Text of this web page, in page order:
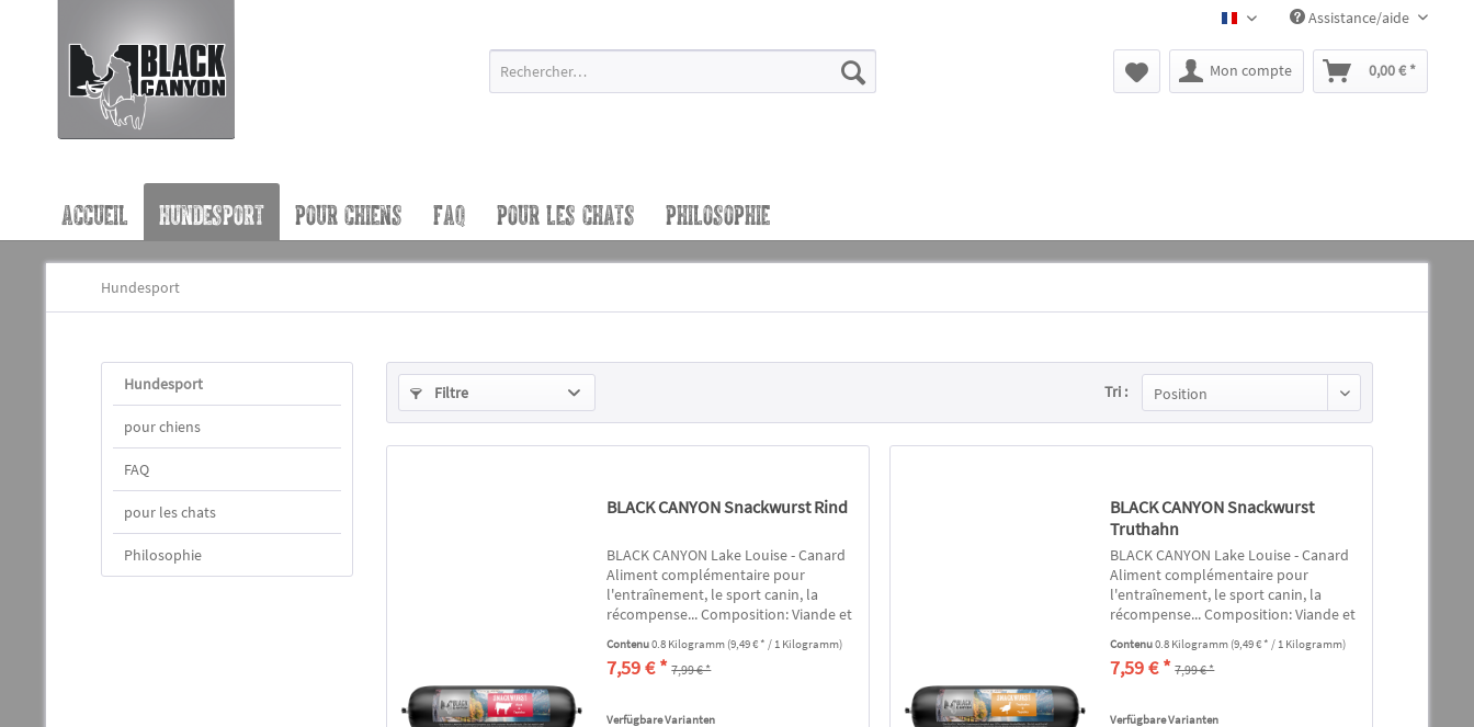
BLACK CANYON FRAssistance/aide
Mon compte 0,00 € *
ACCUEIL HUNDESPORT POUR CHIENS FAQ POUR LES CHATS PHILOSOPHIE
Hundesport
Hundesport
pour chiens
FAQ
pour les chats
Philosophie
Filtre Tri :
BLACK CANYON Snackwurst Rind
BLACK CANYON Lake Louise - Canard
Aliment complémentaire pour
l'entraînement, le sport canin, la
récompense... Composition: Viande et
de terre déshydratées, fécule de
pomme de terre, pommes de terre...
Contenu0.8 Kilogramm (9,49 € * / 1 Kilogramm)
7,59 € * 7,99 € *
Verfügbare Varianten
BLACK CANYON Snackwurst
Truthahn
BLACK CANYON Lake Louise - Canard
Aliment complémentaire pour
l'entraînement, le sport canin, la
récompense... Composition: Viande et
de terre déshydratées, fécule de
pomme de terre, pommes de terre...
Contenu0.8 Kilogramm (9,49 € * / 1 Kilogramm)
7,59 € * 7,99 € *
Verfügbare Varianten